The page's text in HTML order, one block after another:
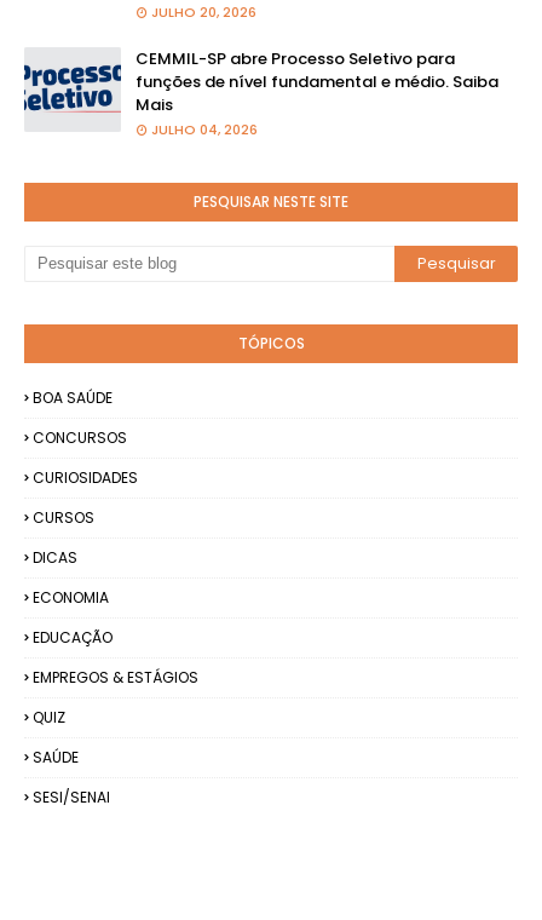
JULHO 20, 2026
CEMMIL-SP abre Processo Seletivo para
funções de nível fundamental e médio. Saiba
Mais
JULHO 04, 2026
PESQUISAR NESTE SITE
TÓPICOS
BOA SAÚDE
CONCURSOS
CURIOSIDADES
CURSOS
DICAS
ECONOMIA
EDUCAÇÃO
EMPREGOS & ESTÁGIOS
QUIZ
SAÚDE
SESI/SENAI